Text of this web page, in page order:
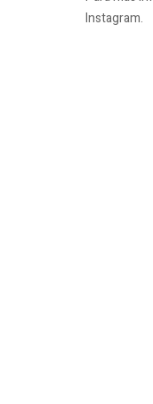
Instagram.